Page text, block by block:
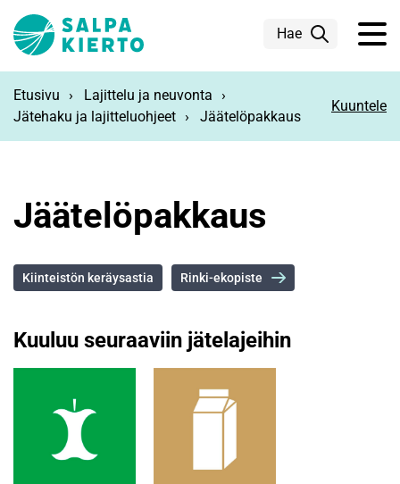
Hae
Etusivu
Lajittelu ja neuvonta
Jätehaku ja lajitteluohjeet
Jäätelöpakkaus
Kuuntele
Jäätelöpakkaus
Kiinteistön keräysastia Rinki-ekopiste
Kuuluu seuraaviin jätelajeihin